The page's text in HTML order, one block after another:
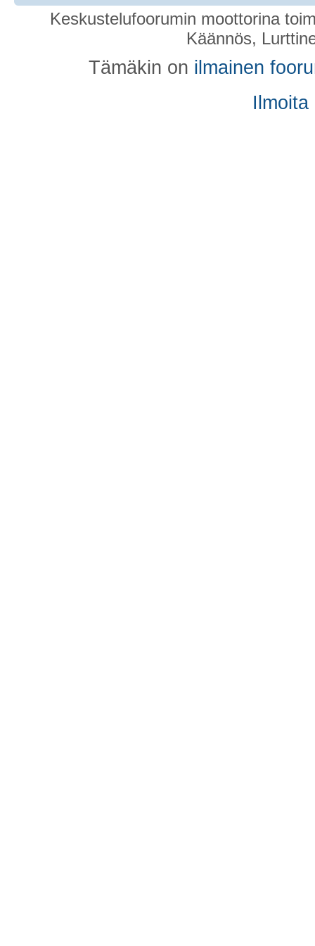
Keskustelufoorumin moottorina
Käännös,
Tämäkin on ilmainen